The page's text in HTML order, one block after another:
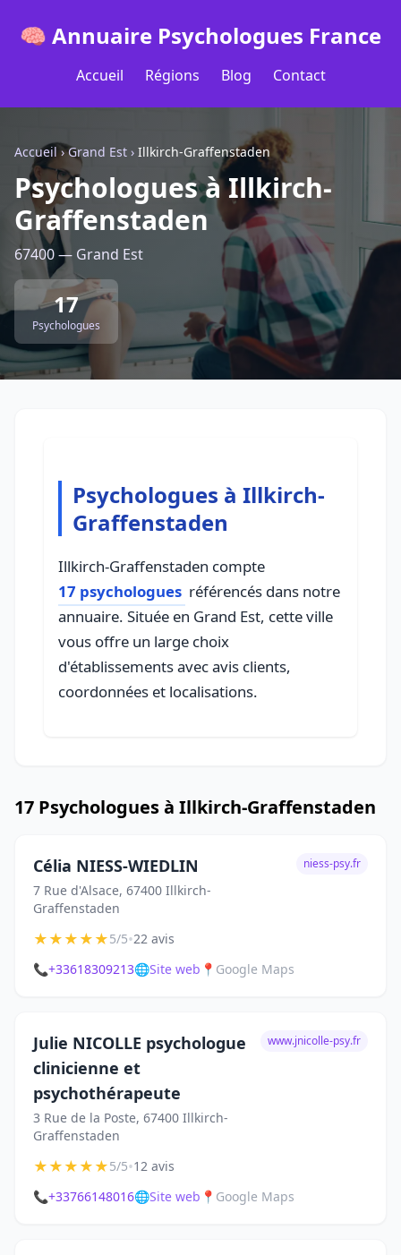
🧠 Annuaire Psychologues France
Accueil Régions Blog Contact
Accueil ›Grand Est › Illkirch-Graffenstaden
Psychologues à Illkirch-
Graffenstaden
67400 — Grand Est
17
Psychologues
Psychologues à Illkirch-
Graffenstaden
Illkirch-Graffenstaden compte
17 psychologues référencés dans notre
annuaire. Située en Grand Est, cette ville
vous offre un large choix
d'établissements avec avis clients,
coordonnées et localisations.
17 Psychologues à Illkirch-Graffenstaden
Célia NIESS-WIEDLIN
7 Rue d'Alsace, 67400 Illkirch-
Graffenstaden
niess-psy.fr
★★★★★5/5•22 avis
📞+33618309213🌐Site web 📍 Google Maps
Julie NICOLLE psychologue
clinicienne et
psychothérapeute
3 Rue de la Poste, 67400 Illkirch-
Graffenstaden
www.jnicolle-psy.fr
★★★★★5/5•12 avis
📞+33766148016🌐Site web 📍 Google Maps